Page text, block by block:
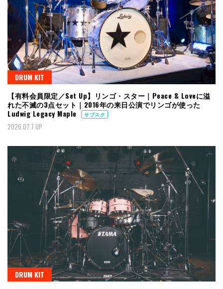
DRUM KIT
【有料会員限定／Set Up】リンゴ・スター｜Peace & Loveに溢
れた不滅の3点セット｜2016年の来日公演でリンゴが使った
Ludwig Legacy Maple
サブスク
2026.07.7 UP
DRUM KIT